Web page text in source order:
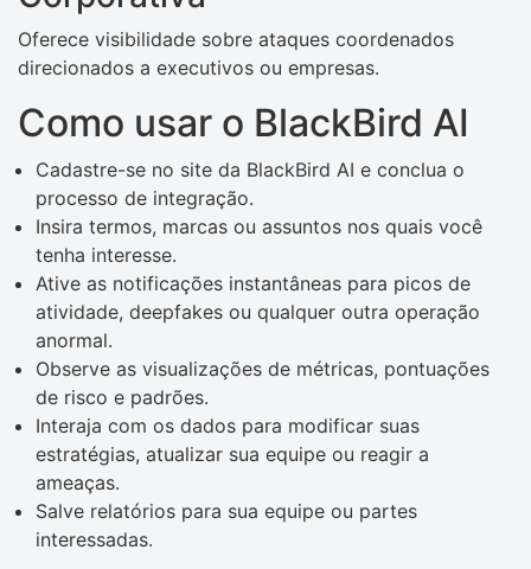
Oferece visibilidade sobre ataques coordenados
direcionados a executivos ou empresas.
Como usar o BlackBird AI
Cadastre-se no site da BlackBird AI e conclua o
processo de integração.
Insira termos, marcas ou assuntos nos quais você
tenha interesse.
Ative as notificações instantâneas para picos de
atividade, deepfakes ou qualquer outra operação
anormal.
Observe as visualizações de métricas, pontuações
de risco e padrões.
Interaja com os dados para modificar suas
estratégias, atualizar sua equipe ou reagir a
ameaças.
Salve relatórios para sua equipe ou partes
interessadas.